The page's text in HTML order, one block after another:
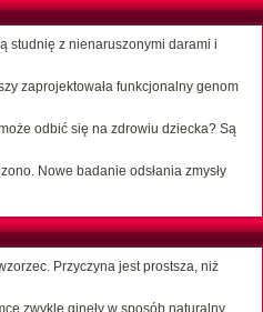
studnię z nienaruszonymi darami i
zaprojektowała funkcjonalny genom
odbić się na zdrowiu dziecka? Są
Nowe badanie odsłania zmysły
Przyczyna jest prostsza, niż